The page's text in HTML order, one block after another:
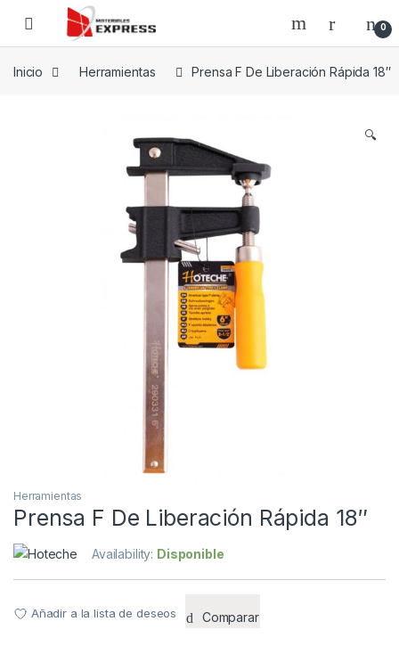
Skip to navigation
Skip to content
0
Inicio Herramientas Prensa F De Liberación Rápida 18″
🔍
Herramientas
Prensa F De Liberación Rápida 18″
Availability: Disponible
Añadir a la lista de deseos Comparar